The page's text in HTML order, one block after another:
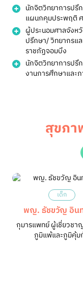
นักจิตวิทยาการปรึ
แผนกคุมประพฤติ
ผู้ประนอมศาลจังห
ปรึกษา/ วิทยากรแ
ราชภัฏจอมบึง
นักจิตวิทยาการปรึ
งานการศึกษาและ
สุขภา
เด็ก
พญ. ธัชขวัญ อิน
กุมารแพทย์ ผู้เชี่ยวชา
ภูมิแพ้และภูมิคุ้ม